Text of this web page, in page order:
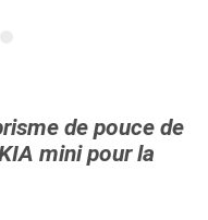
de pouce de
mini pour la